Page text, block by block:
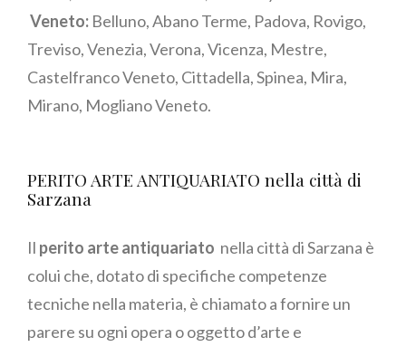
Veneto: Belluno, Abano Terme, Padova, Rovigo,
Treviso, Venezia, Verona, Vicenza, Mestre,
Castelfranco Veneto, Cittadella, Spinea, Mira,
Mirano, Mogliano Veneto.
PERITO ARTE ANTIQUARIATO nella città di
Sarzana
Il perito arte antiquariato nella città di Sarzana è
colui che, dotato di specifiche competenze
tecniche nella materia, è chiamato a fornire un
parere su ogni opera o oggetto d’arte e